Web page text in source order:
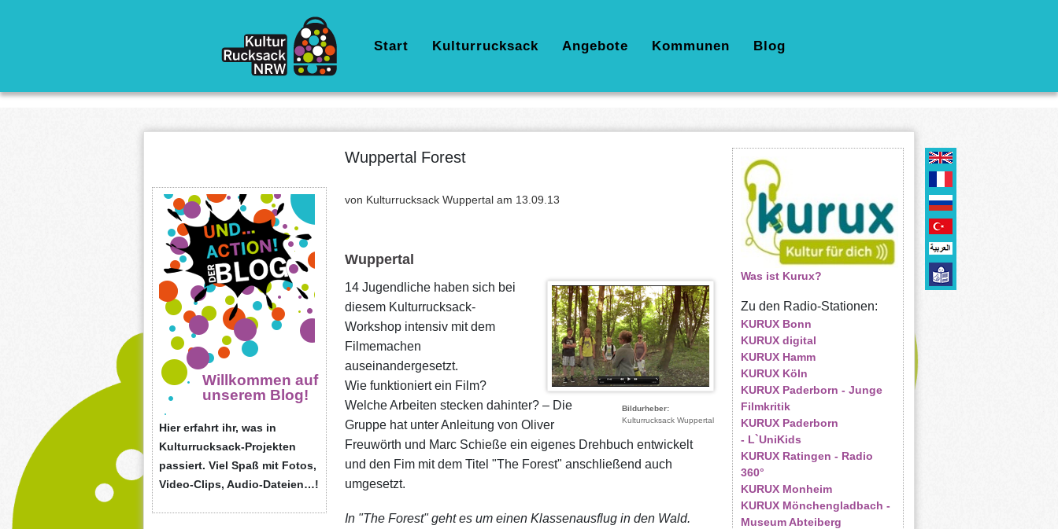
Hauptnavigation
Start Kulturrucksack Angebote Kommunen Blog
Willkommen auf
unserem Blog!
Hier erfahrt ihr, was in
Kulturrucksack-Projekten
passiert. Viel Spaß mit Fotos,
Video-Clips, Audio-Dateien…!
Wuppertal Forest
von Kulturrucksack Wuppertal am 13.09.13
Wuppertal
Bildurheber
Kulturrucksack Wuppertal
14 Jugendliche haben sich bei
diesem Kulturrucksack-
Workshop intensiv mit dem
Filmemachen
auseinandergesetzt.
Wie funktioniert ein Film?
Welche Arbeiten stecken dahinter? – Die
Gruppe hat unter Anleitung von Oliver
Freuwörth und Marc Schieße ein eigenes Drehbuch entwickelt
und den Fim mit dem Titel "The Forest" anschließend auch
umgesetzt.
In "The Forest" geht es um einen Klassenausflug in den Wald.
Was ist Kurux?
Zu den Radio-Stationen:
KURUX Bonn
KURUX digital
KURUX Hamm
KURUX Köln
KURUX Paderborn - Junge
Filmkritik
KURUX Paderborn
- L`UniKids
KURUX Ratingen - Radio
360°
KURUX Monheim
KURUX Mönchengladbach -
Museum Abteiberg